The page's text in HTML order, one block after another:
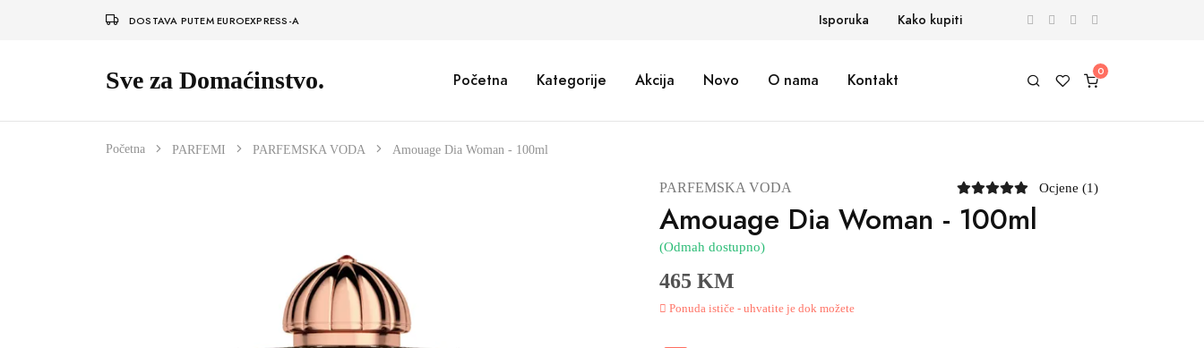
DOSTAVA PUTEM EUROEXPRESS-A Isporuka Kako kupiti
Sve za Domaćinstvo. Početna Kategorije Akcija Novo O nama Kontakt
Početna PARFEMI PARFEMSKA VODA Amouage Dia Woman - 100ml
PARFEMSKA VODA Ocjene (1)
Amouage Dia Woman - 100ml
(Odmah dostupno)
465 KM
Ponuda ističe - uhvatite je dok možete